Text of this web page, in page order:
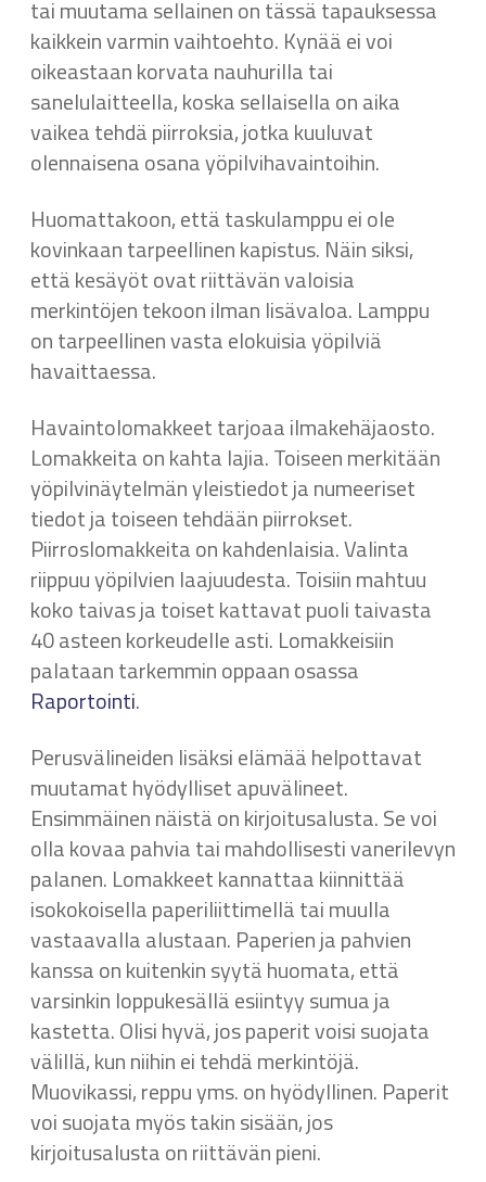
tai muutama sellainen on tässä tapauksessa
kaikkein varmin vaihtoehto. Kynää ei voi
oikeastaan korvata nauhurilla tai
sanelulaitteella, koska sellaisella on aika
vaikea tehdä piirroksia, jotka kuuluvat
olennaisena osana yöpilvihavaintoihin.
Huomattakoon, että taskulamppu ei ole
kovinkaan tarpeellinen kapistus. Näin siksi,
että kesäyöt ovat riittävän valoisia
merkintöjen tekoon ilman lisävaloa. Lamppu
on tarpeellinen vasta elokuisia yöpilviä
havaittaessa.
Havaintolomakkeet tarjoaa ilmakehäjaosto.
Lomakkeita on kahta lajia. Toiseen merkitään
yöpilvinäytelmän yleistiedot ja numeeriset
tiedot ja toiseen tehdään piirrokset.
Piirroslomakkeita on kahdenlaisia. Valinta
riippuu yöpilvien laajuudesta. Toisiin mahtuu
koko taivas ja toiset kattavat puoli taivasta
40 asteen korkeudelle asti. Lomakkeisiin
palataan tarkemmin oppaan osassa
Raportointi.
Perusvälineiden lisäksi elämää helpottavat
muutamat hyödylliset apuvälineet.
Ensimmäinen näistä on kirjoitusalusta. Se voi
olla kovaa pahvia tai mahdollisesti vanerilevyn
palanen. Lomakkeet kannattaa kiinnittää
isokokoisella paperiliittimellä tai muulla
vastaavalla alustaan. Paperien ja pahvien
kanssa on kuitenkin syytä huomata, että
varsinkin loppukesällä esiintyy sumua ja
kastetta. Olisi hyvä, jos paperit voisi suojata
välillä, kun niihin ei tehdä merkintöjä.
Muovikassi, reppu yms. on hyödyllinen. Paperit
voi suojata myös takin sisään, jos
kirjoitusalusta on riittävän pieni.